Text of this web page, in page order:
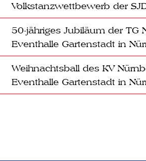
Volkstanzwettbewerb der
50-jähriges Jubiläum der TG
Eventhalle Gartenstadt in
Weihnachtsball des KV
Eventhalle Gartenstadt in